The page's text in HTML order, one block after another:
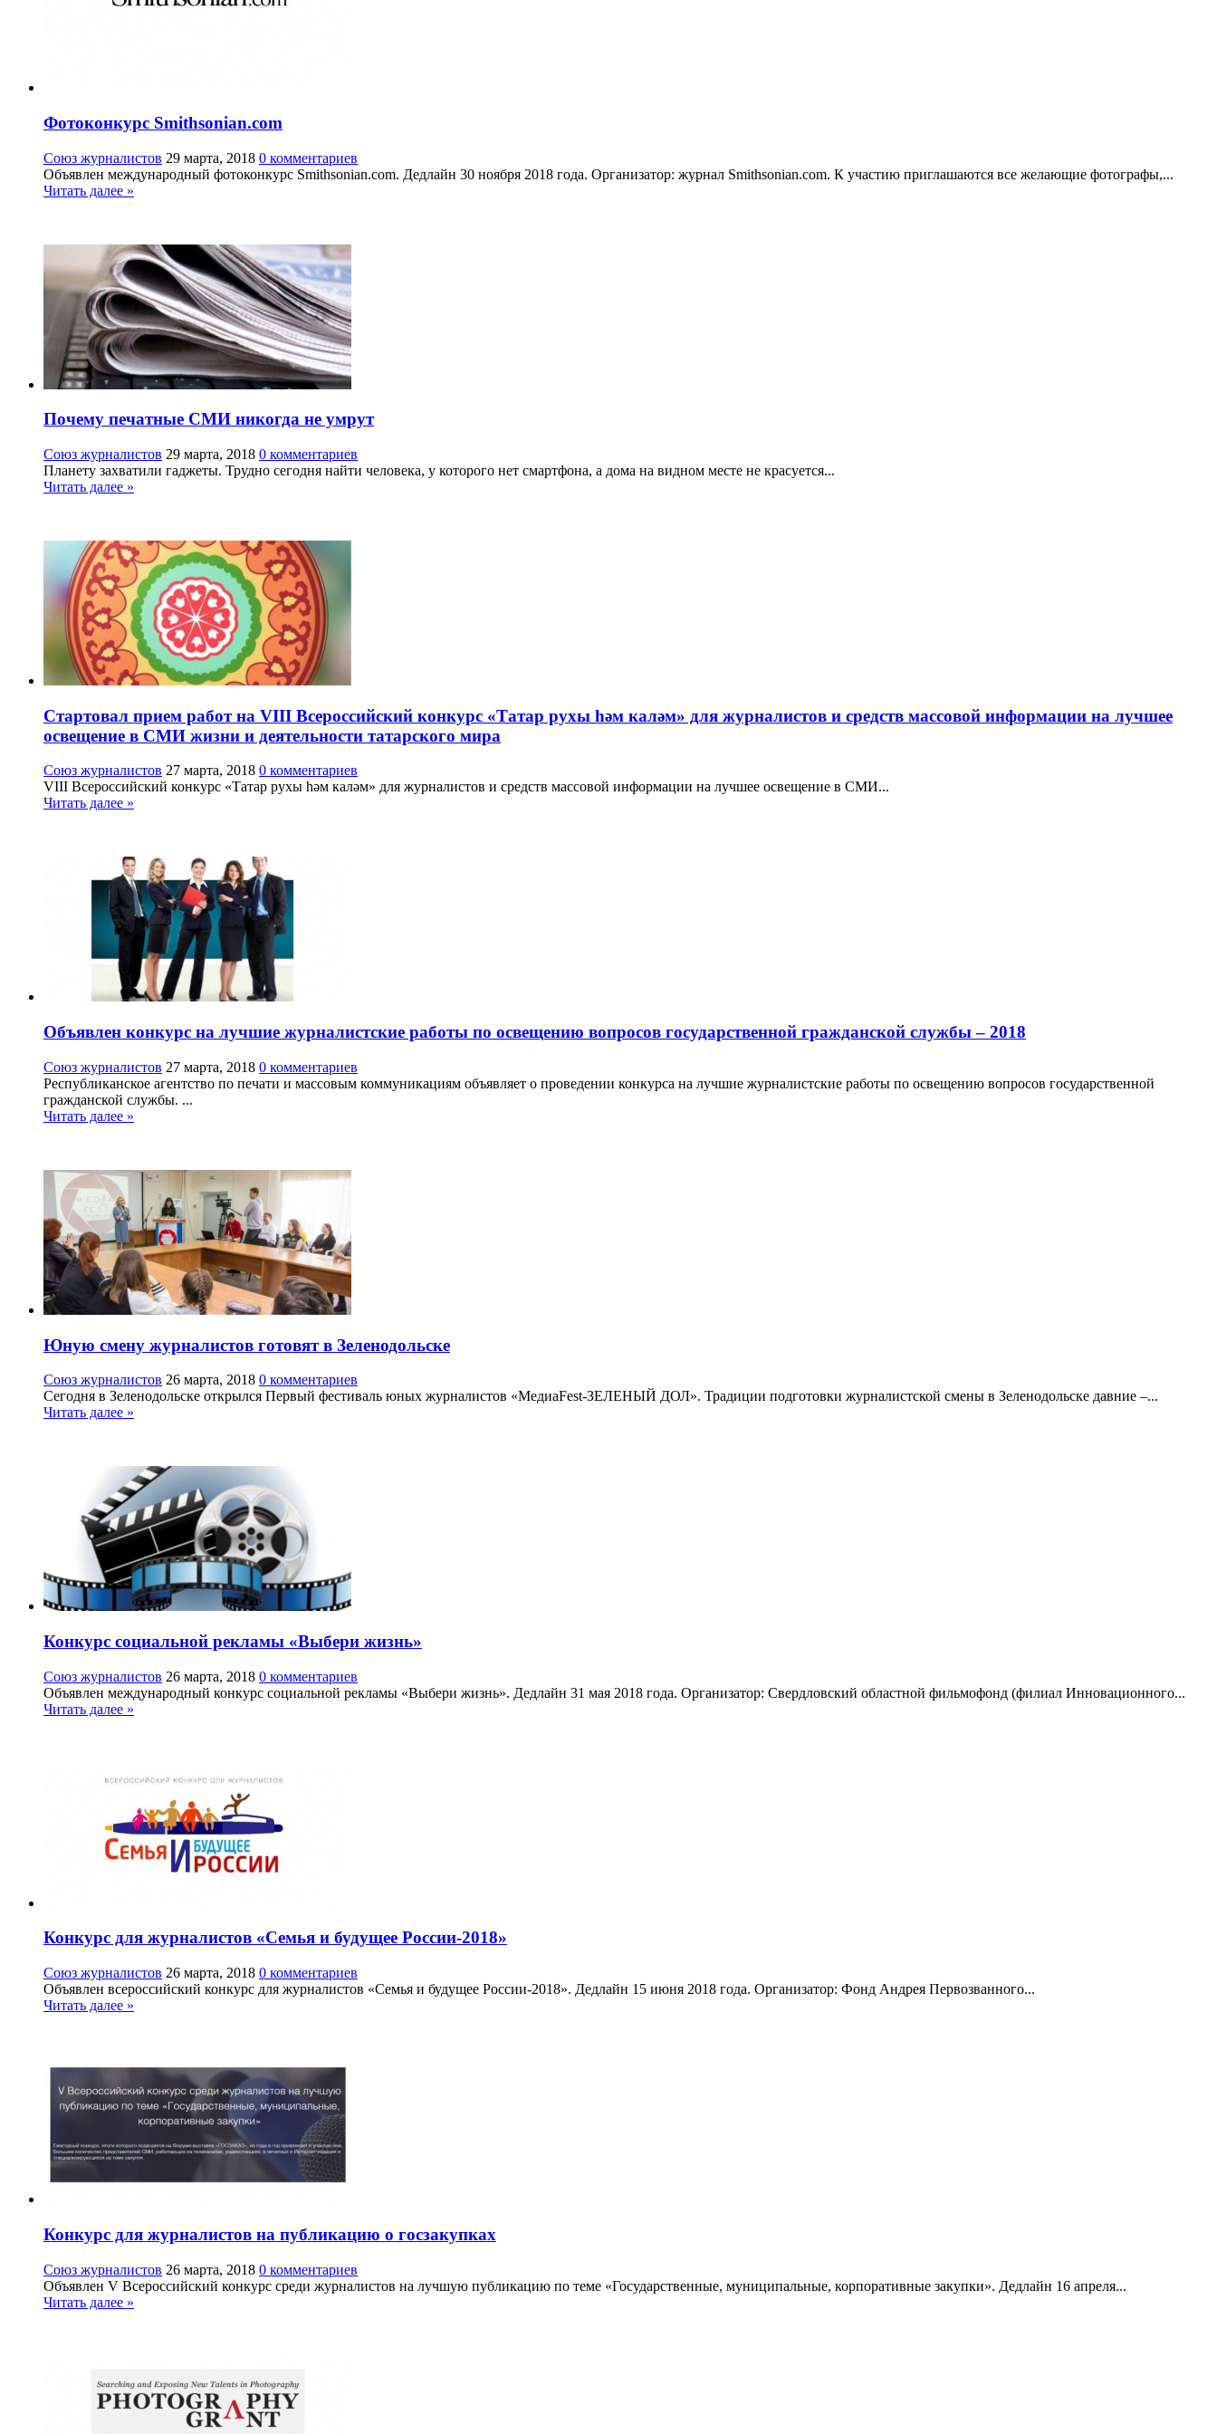
Фотоконкурс Smithsonian.com
Союз журналистов 29 марта, 2018 0 комментариев
Объявлен международный фотоконкурс Smithsonian.com. Дедлайн 30 ноября 2018 года. Организатор: журнал Smithsonian.com. К участию приглашаются все желающие фотографы,...
Читать далее »
Почему печатные СМИ никогда не умрут
Союз журналистов 29 марта, 2018 0 комментариев
Планету захватили гаджеты. Трудно сегодня найти человека, у которого нет смартфона, а дома на видном месте не красуется...
Читать далее »
Стартовал прием работ на VIII Всероссийский конкурс «Татар рухы һәм каләм» для журналистов и средств массовой информации на лучшее
освещение в СМИ жизни и деятельности татарского мира
Союз журналистов 27 марта, 2018 0 комментариев
VIII Всероссийский конкурс «Татар рухы һәм каләм» для журналистов и средств массовой информации на лучшее освещение в СМИ...
Читать далее »
Объявлен конкурс на лучшие журналистские работы по освещению вопросов государственной гражданской службы – 2018
Союз журналистов 27 марта, 2018 0 комментариев
Республиканское агентство по печати и массовым коммуникациям объявляет о проведении конкурса на лучшие журналистские работы по освещению вопросов государственной
гражданской службы. ...
Читать далее »
Юную смену журналистов готовят в Зеленодольске
Союз журналистов 26 марта, 2018 0 комментариев
Сегодня в Зеленодольске открылся Первый фестиваль юных журналистов «МедиаFest-ЗЕЛЕНЫЙ ДОЛ». Традиции подготовки журналистской смены в Зеленодольске давние –...
Читать далее »
Конкурс социальной рекламы «Выбери жизнь»
Союз журналистов 26 марта, 2018 0 комментариев
Объявлен международный конкурс социальной рекламы «Выбери жизнь». Дедлайн 31 мая 2018 года. Организатор: Свердловский областной фильмофонд (филиал Инновационного...
Читать далее »
Конкурс для журналистов «Семья и будущее России-2018»
Союз журналистов 26 марта, 2018 0 комментариев
Объявлен всероссийский конкурс для журналистов «Семья и будущее России-2018». Дедлайн 15 июня 2018 года. Организатор: Фонд Андрея Первозванного...
Читать далее »
Конкурс для журналистов на публикацию о госзакупках
Союз журналистов 26 марта, 2018 0 комментариев
Объявлен V Всероссийский конкурс среди журналистов на лучшую публикацию по теме «Государственные, муниципальные, корпоративные закупки». Дедлайн 16 апреля...
Читать далее »